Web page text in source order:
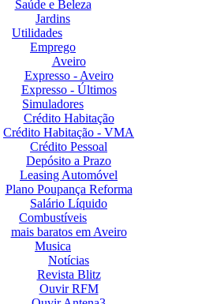
Saúde e Beleza
Jardins
Utilidades
Emprego
Aveiro
Expresso - Aveiro
Expresso - Últimos
Simuladores
Crédito Habitação
Crédito Habitação - VMA
Crédito Pessoal
Depósito a Prazo
Leasing Automóvel
Plano Poupança Reforma
Salário Líquido
Combustíveis
mais baratos em Aveiro
Musica
Notícias
Revista Blitz
Ouvir RFM